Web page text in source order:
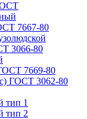
7667-80
3066-80
7669-80
ГОСТ 3062-80
тип 1
тип 2